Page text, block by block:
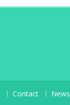
Contact
News